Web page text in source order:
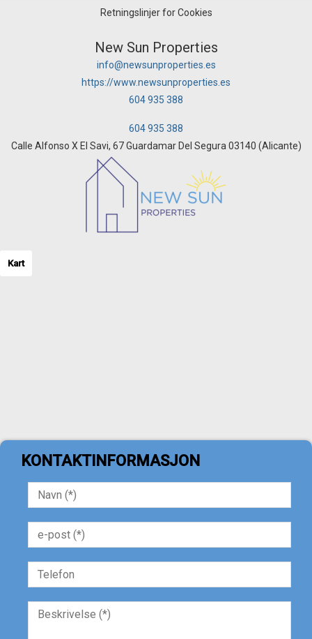
Retningslinjer for Cookies
New Sun Properties
info@newsunproperties.es
https://www.newsunproperties.es
604 935 388
604 935 388
Calle Alfonso X El Savi, 67 Guardamar Del Segura 03140 (Alicante)
Kart
KONTAKTINFORMASJON